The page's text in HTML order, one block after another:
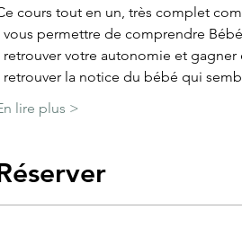
cours tout en un, très complet
vous permettre de comprendre
retrouver votre autonomie et gagner
retrouver la notice du bébé qui
lire plus >